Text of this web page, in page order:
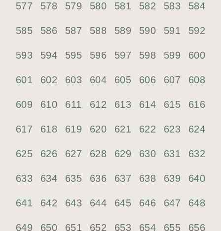
577 578 579 580 581 582 583 584
585 586 587 588 589 590 591 592
593 594 595 596 597 598 599 600
601 602 603 604 605 606 607 608
609 610 611 612 613 614 615 616
617 618 619 620 621 622 623 624
625 626 627 628 629 630 631 632
633 634 635 636 637 638 639 640
641 642 643 644 645 646 647 648
649 650 651 652 653 654 655 656